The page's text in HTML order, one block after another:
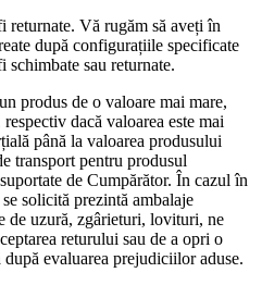
returnate. Vă rugăm să aveți în
după configurațiile specificate
schimbate sau returnate.
produs de o valoare mai mare,
dacă valoarea este mai
până la valoarea produsului
transport pentru produsul
de Cumpărător. În cazul în
solicită prezintă ambalaje
de uzură, zgârieturi, lovituri, ne
returului sau de a opri o
evaluarea prejudiciilor aduse.